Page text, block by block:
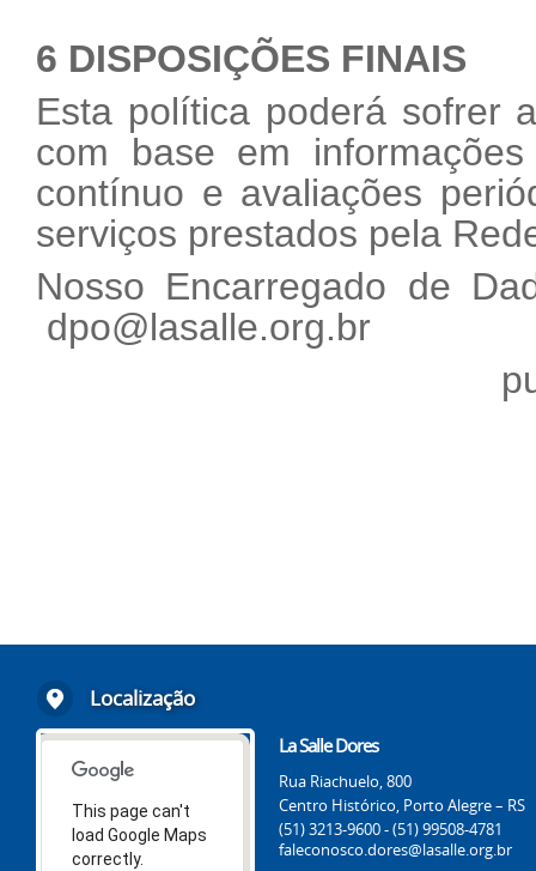
6 DISPOSIÇÕES FINAIS
Esta política poderá sofrer
com base em
contínuo e avaliações
serviços prestados pela
Nosso Encarregado de
dpo@lasalle.org.br
Localização
This page can't
load Google Maps
correctly.
La Salle Dores
Rua Riachuelo, 800
Centro Histórico, Porto Alegre – RS
(51) 3213-9600 - (51) 99508-4781
faleconosco.dores@lasalle.org.br